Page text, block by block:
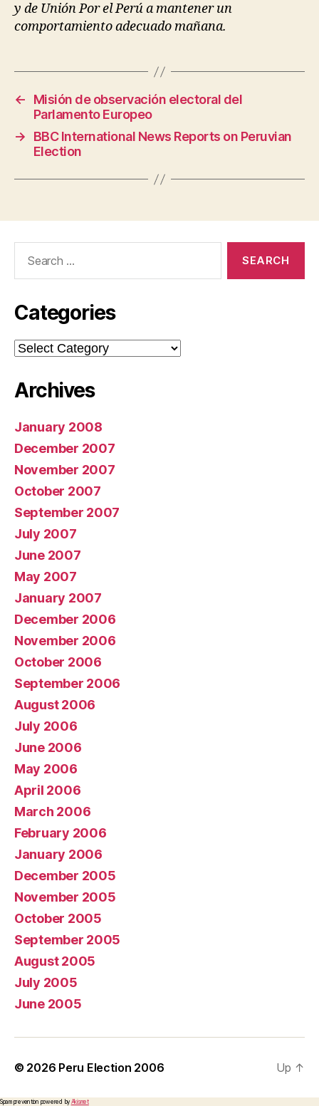
y de Unión Por el Perú a mantener un
comportamiento adecuado mañana.
←
Misión de observación electoral del
Parlamento Europeo
→
BBC International News Reports on Peruvian
Election
Categories
Categories
Archives
January 2008
December 2007
November 2007
October 2007
September 2007
July 2007
June 2007
May 2007
January 2007
December 2006
November 2006
October 2006
September 2006
August 2006
July 2006
June 2006
May 2006
April 2006
March 2006
February 2006
January 2006
December 2005
November 2005
October 2005
September 2005
August 2005
July 2005
June 2005
© 2026 Peru Election 2006 Up ↑
Spam prevention powered by Akismet